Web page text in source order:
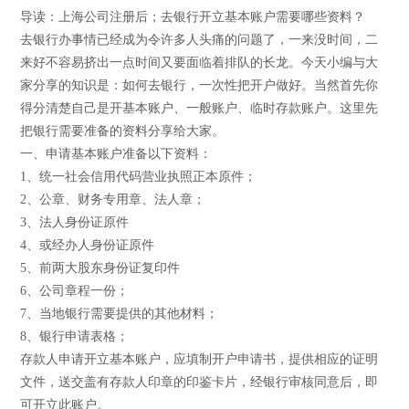
导读：上海公司注册后；去银行开立基本账户需要哪些资料？
去银行办事情已经成为令许多人头痛的问题了，一来没时间，二
来好不容易挤出一点时间又要面临着排队的长龙。今天小编与大
家分享的知识是：如何去银行，一次性把开户做好。当然首先你
得分清楚自己是开基本账户、一般账户、临时存款账户。这里先
把银行需要准备的资料分享给大家。
一、申请基本账户准备以下资料：
1、统一社会信用代码营业执照正本原件；
2、公章、财务专用章、法人章；
3、法人身份证原件
4、或经办人身份证原件
5、前两大股东身份证复印件
6、公司章程一份；
7、当地银行需要提供的其他材料；
8、银行申请表格；
存款人申请开立基本账户，应填制开户申请书，提供相应的证明
文件，送交盖有存款人印章的印鉴卡片，经银行审核同意后，即
可开立此账户。